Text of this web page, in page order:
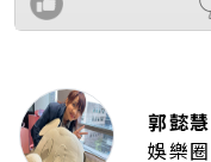
郭懿慧
娛樂圈